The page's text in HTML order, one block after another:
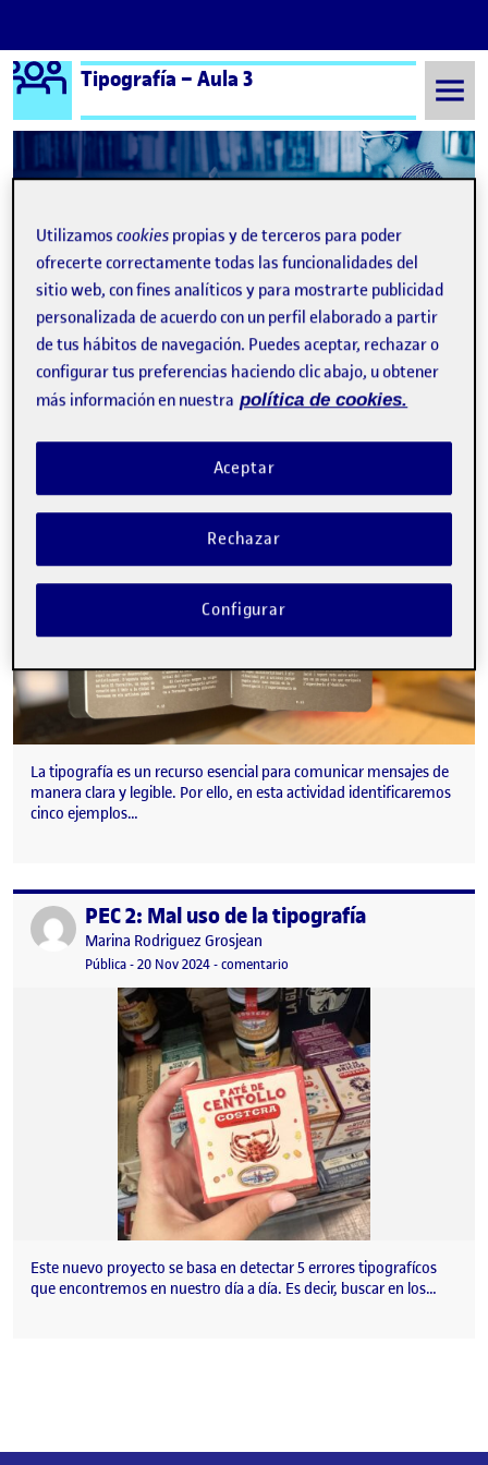
Saltar al contenido
Logo Ágora
Tipografía – Aula 3
Entrega de la actividad
P2. Malas prácticas en el
uso de la tipografía
Publicado por
Saioa Lopez Casquete
Fecha de publicación
-comentario
La tipografía es un recurso esencial para comunicar mensajes de
manera clara y legible. Por ello, en esta actividad identificaremos
cinco ejemplos…
Publicado porPEC 2: Mal uso de la tipografía
Publicado por
Marina Rodriguez Grosjean
Visibilidad:
Pública-Fecha de publicación
20 Nov 2024-comentario
Este nuevo proyecto se basa en detectar 5 errores tipografícos
que encontremos en nuestro día a día. Es decir, buscar en los…
Utilizamoscookies propias y de terceros para poder
ofrecerte correctamente todas las funcionalidades del
sitio web, con fines analíticos y para mostrarte publicidad
personalizada de acuerdo con un perfil elaborado a partir
de tus hábitos de navegación. Puedes aceptar, rechazar o
configurar tus preferencias haciendo clic abajo, u obtener
más información en nuestra política de cookies.
Rechazar
Aceptar
Configurar